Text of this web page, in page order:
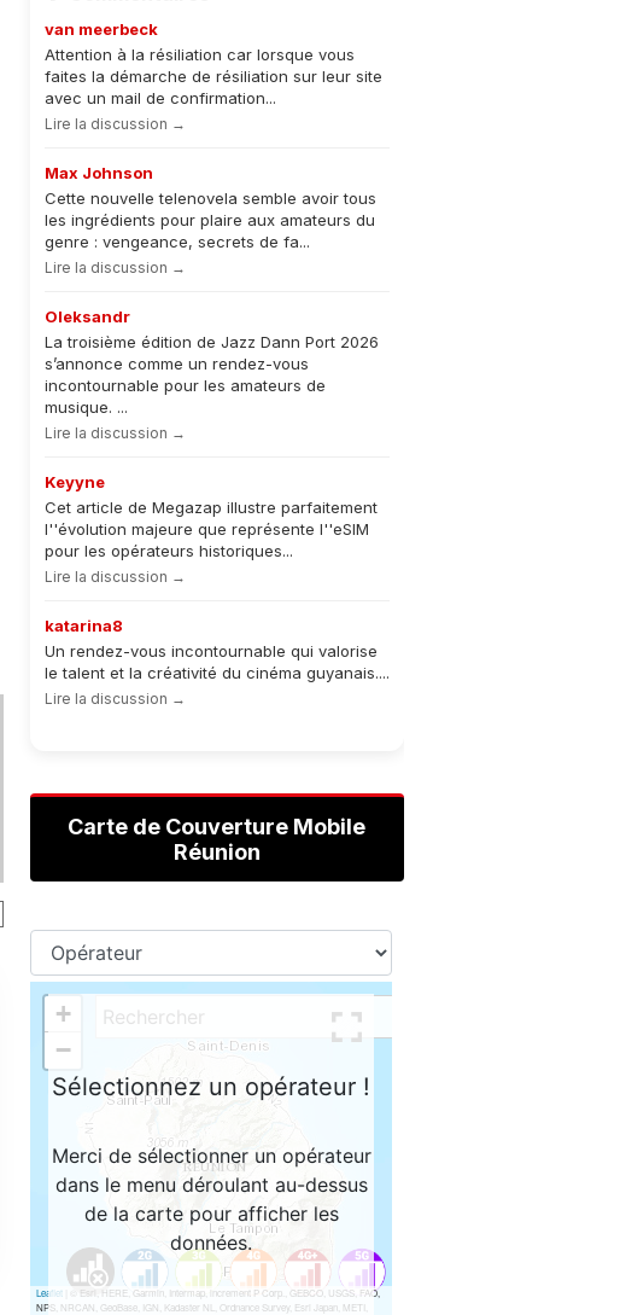
van meerbeck
Attention à la résiliation car lorsque vous
faites la démarche de résiliation sur leur site
avec un mail de confirmation...
Lire la discussion →
Max Johnson
Cette nouvelle telenovela semble avoir tous
les ingrédients pour plaire aux amateurs du
genre : vengeance, secrets de fa...
Lire la discussion →
Oleksandr
La troisième édition de Jazz Dann Port 2026
s’annonce comme un rendez-vous
incontournable pour les amateurs de
musique. ...
Lire la discussion →
Keyyne
Cet article de Megazap illustre parfaitement
l''évolution majeure que représente l''eSIM
pour les opérateurs historiques...
Lire la discussion →
katarina8
Un rendez-vous incontournable qui valorise
le talent et la créativité du cinéma guyanais....
Lire la discussion →
Carte de Couverture Mobile
Réunion